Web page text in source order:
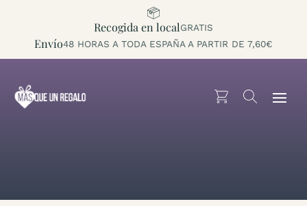
Recogida en localGRATIS
Envío48 HORAS A TODA ESPAÑA A PARTIR DE 7,60€